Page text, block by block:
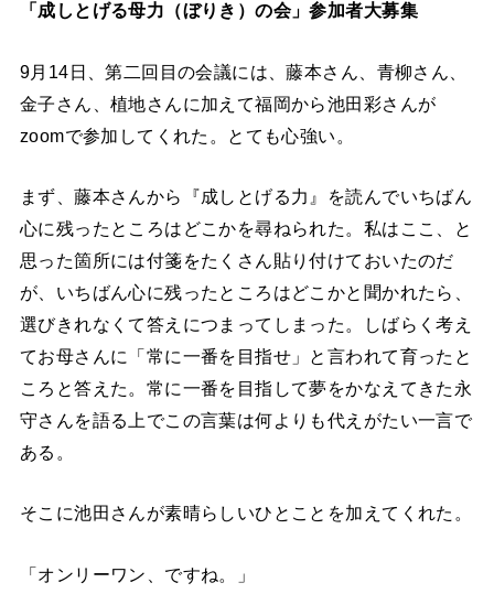
「成しとげる母力（ぼりき）の会」参加者大募集
9月14日、第二回目の会議には、藤本さん、青柳さん、
金子さん、植地さんに加えて福岡から池田彩さんが
zoomで参加してくれた。とても心強い。
まず、藤本さんから『成しとげる力』を読んでいちばん
心に残ったところはどこかを尋ねられた。私はここ、と
思った箇所には付箋をたくさん貼り付けておいたのだ
が、いちばん心に残ったところはどこかと聞かれたら、
選びきれなくて答えにつまってしまった。しばらく考え
てお母さんに「常に一番を目指せ」と言われて育ったと
ころと答えた。常に一番を目指して夢をかなえてきた永
守さんを語る上でこの言葉は何よりも代えがたい一言で
ある。
そこに池田さんが素晴らしいひとことを加えてくれた。
「オンリーワン、ですね。」